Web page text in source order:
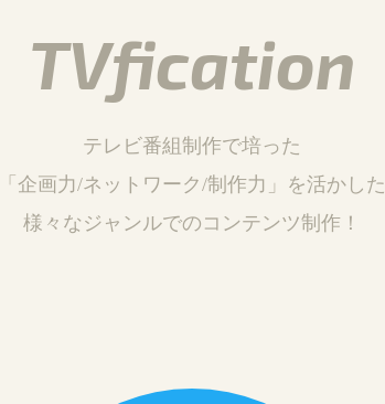
TVfication
テレビ番組制作で培った
「企画力/ネットワーク/制作力」を活かした
様々なジャンルでのコンテンツ制作！